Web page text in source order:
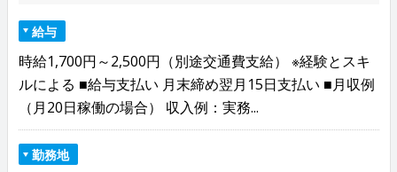
給与
時給1,700円～2,500円（別途交通費支給） ※経験とスキ
ルによる ■給与支払い 月末締め翌月15日支払い ■月収例
（月20日稼働の場合） 収入例：実務...
勤務地